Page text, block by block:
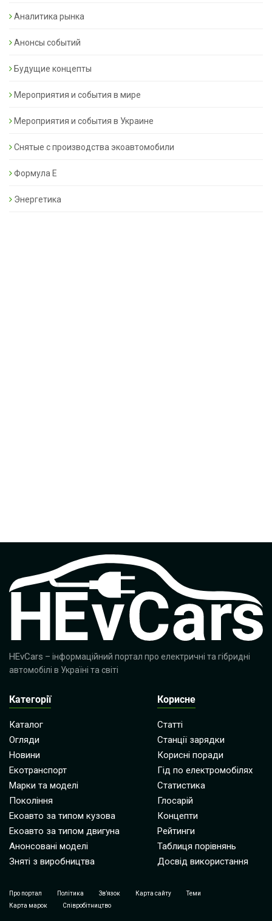
Аналитика рынка
Анонсы событий
Будущие концепты
Мероприятия и события в мире
Мероприятия и события в Украине
Снятые с производства экоавтомобили
Формула Е
Энергетика
HEvCars – інформаційний портал про електричні та гібридні
автомобілі в Україні та світі
Категорії
Каталог
Огляди
Новини
Екотранспорт
Марки та моделі
Покоління
Екоавто за типом кузова
Екоавто за типом двигуна
Анонсовані моделі
Зняті з виробництва
Корисне
Статті
Станції зарядки
Корисні поради
Гід по електромобілях
Статистика
Глосарій
Концепти
Рейтинги
Таблиця порівнянь
Досвід використання
Про портал Політика Зв’язок Карта сайту
Теми
Карта марок
Співробітництво